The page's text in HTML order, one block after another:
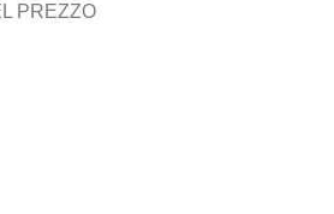
PREZZO